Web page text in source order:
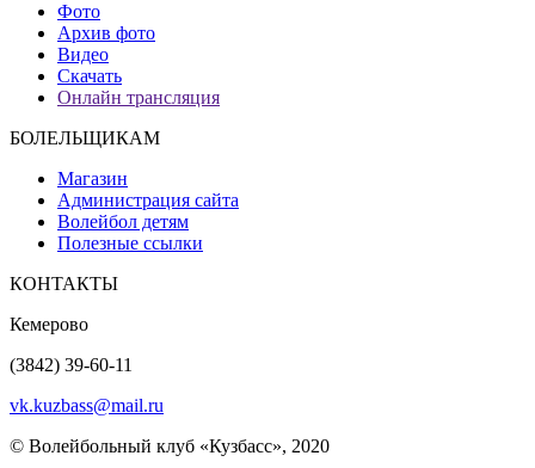
Фото
Архив фото
Видео
Скачать
Онлайн трансляция
БОЛЕЛЬЩИКАМ
Магазин
Администрация сайта
Волейбол детям
Полезные ссылки
КОНТАКТЫ
Кемерово
(3842) 39-60-11
vk.kuzbass@mail.ru
© Волейбольный клуб «Кузбасс», 2020